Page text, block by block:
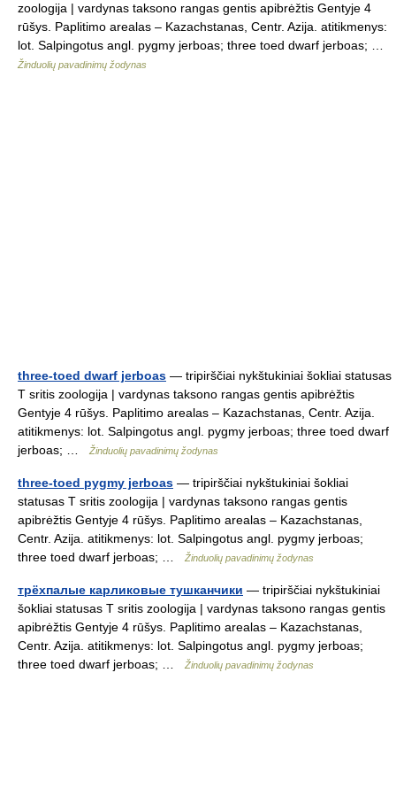
zoologija | vardynas taksono rangas gentis apibrėžtis Gentyje 4
rūšys. Paplitimo arealas – Kazachstanas, Centr. Azija. atitikmenys:
lot. Salpingotus angl. pygmy jerboas; three toed dwarf jerboas; …
Žinduolių pavadinimų žodynas
three-toed dwarf jerboas — tripirščiai nykštukiniai šokliai statusas
T sritis zoologija | vardynas taksono rangas gentis apibrėžtis
Gentyje 4 rūšys. Paplitimo arealas – Kazachstanas, Centr. Azija.
atitikmenys: lot. Salpingotus angl. pygmy jerboas; three toed dwarf
jerboas; …
Žinduolių pavadinimų žodynas
three-toed pygmy jerboas — tripirščiai nykštukiniai šokliai
statusas T sritis zoologija | vardynas taksono rangas gentis
apibrėžtis Gentyje 4 rūšys. Paplitimo arealas – Kazachstanas,
Centr. Azija. atitikmenys: lot. Salpingotus angl. pygmy jerboas;
three toed dwarf jerboas; …
Žinduolių pavadinimų žodynas
трёхпалые карликовые тушканчики — tripirščiai nykštukiniai
šokliai statusas T sritis zoologija | vardynas taksono rangas gentis
apibrėžtis Gentyje 4 rūšys. Paplitimo arealas – Kazachstanas,
Centr. Azija. atitikmenys: lot. Salpingotus angl. pygmy jerboas;
three toed dwarf jerboas; …
Žinduolių pavadinimų žodynas